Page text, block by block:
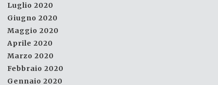
Luglio 2020
Giugno 2020
Maggio 2020
Aprile 2020
Marzo 2020
Febbraio 2020
Gennaio 2020